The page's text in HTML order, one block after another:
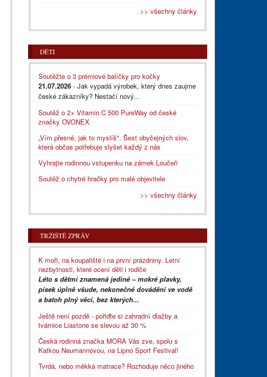
>> všechny články
DĚTI
Soutěžte o 3 prémiové balíčky pro kočky
21.07.2026 - Jak vypadá výrobek, který dnes zaujme
české zákazníky? Nestačí nový...
Soutěž o 2× Vitamin C 500 PureWay od české
značky OVONEX
„Vím přesně, jak to myslíš". Šest obyčejných slov,
která občas potřebuje slyšet každý z nás
Vyhrajte rodinnou vstupenku na zámek Loučeň
Soutěž o chytré hračky pro malé objevitele
>> všechny články
TRŽIŠTĚ ZPRÁV
K moři, na koupaliště i na první prázdniny. Letní
nezbytnosti, které ocení děti i rodiče
Léto s dětmi znamená jediné – mokré plavky,
písek úplně všude, nekonečné dovádění ve vodě
a batoh plný věcí, bez kterých...
Ještě není pozdě - pořiďte si zahradní dlažby a
tvárnice Liastone se slevou až 30 %
Česká rodinná značka MORA Vás zve, spolu s
Katkou Neumannovou, na Lipno Sport Festival!
Tvrdá, nebo měkká matrace? Rozhoduje něco jiného